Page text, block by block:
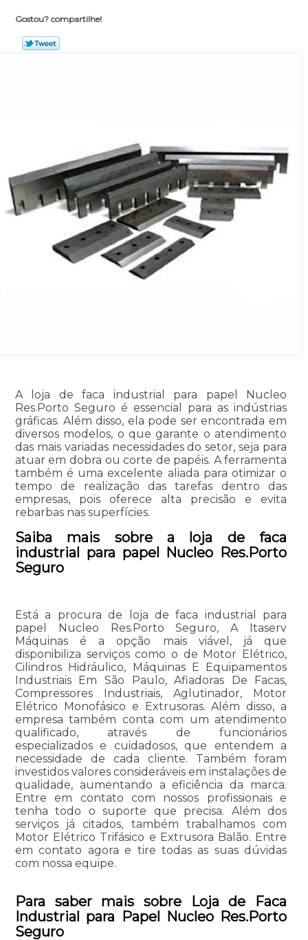
Gostou? compartilhe!
A loja de faca industrial para papel Nucleo
Res.Porto Seguro é essencial para as indústrias
gráficas. Além disso, ela pode ser encontrada em
diversos modelos, o que garante o atendimento
das mais variadas necessidades do setor, seja para
atuar em dobra ou corte de papéis. A ferramenta
também é uma excelente aliada para otimizar o
tempo de realização das tarefas dentro das
empresas, pois oferece alta precisão e evita
rebarbas nas superfícies.
Saiba mais sobre a loja de faca
industrial para papel Nucleo Res.Porto
Seguro
Está a procura de loja de faca industrial para
papel Nucleo Res.Porto Seguro, A Itaserv
Máquinas é a opção mais viável, já que
disponibiliza serviços como o de Motor Elétrico,
Cilindros Hidráulico, Máquinas E Equipamentos
Industriais Em São Paulo, Afiadoras De Facas,
Compressores Industriais, Aglutinador, Motor
Elétrico Monofásico e Extrusoras. Além disso, a
empresa também conta com um atendimento
qualificado, através de funcionários
especializados e cuidadosos, que entendem a
necessidade de cada cliente. Também foram
investidos valores consideráveis em instalações de
qualidade, aumentando a eficiência da marca.
Entre em contato com nossos profissionais e
tenha todo o suporte que precisa. Além dos
serviços já citados, também trabalhamos com
Motor Elétrico Trifásico e Extrusora Balão. Entre
em contato agora e tire todas as suas dúvidas
com nossa equipe.
Para saber mais sobre Loja de Faca
Industrial para Papel Nucleo Res.Porto
Seguro